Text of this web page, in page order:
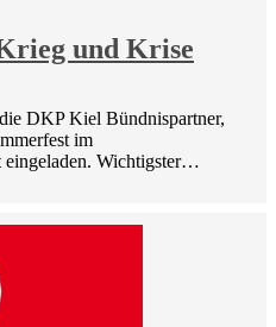
und Krise
DKP Kiel Bündnispartner,
im
eingeladen. Wichtigster…